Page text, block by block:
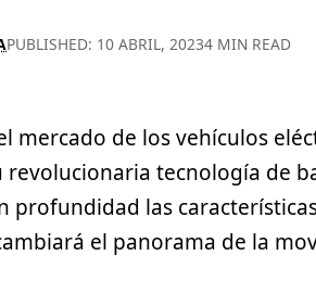
PUBLISHED: 10 ABRIL, 20234 MIN READ
mercado de los vehículos
revolucionaria tecnología de
profundidad las
el panorama de la